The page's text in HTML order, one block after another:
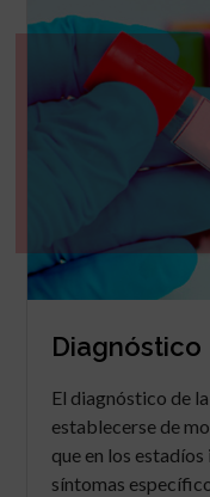
Diagnóstico
El diagnóstico de
establecerse de
que en los
síntomas